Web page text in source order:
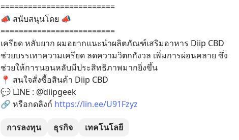
=========================
📣 สนับสนุนโดย 📣
=========================
เครียด หลับยาก ผมอยากแนะนำผลิตภัณฑ์เสริมอาหาร Diip CBD
ช่วยบรรเทาความเครียด ลดความวิตกกังวล เพิ่มการผ่อนคลาย ซึ่ง
ช่วยให้การนอนหลับมีประสิทธิภาพมากยิ่งขึ้น
📍 สนใจสั่งซื้อสินค้า Diip CBD
💬 LINE : @diipgeek
🔗 หรือกดลิงก์ https://lin.ee/U91Fzyz
การลงทุน ธุรกิจ เทคโนโลยี